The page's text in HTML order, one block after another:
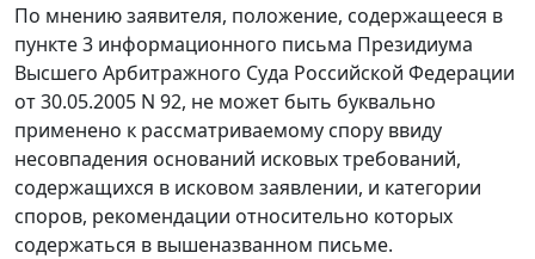
По мнению заявителя, положение, содержащееся в
пункте 3 информационного письма Президиума
Высшего Арбитражного Суда Российской Федерации
от 30.05.2005 N 92, не может быть буквально
применено к рассматриваемому спору ввиду
несовпадения оснований исковых требований,
содержащихся в исковом заявлении, и категории
споров, рекомендации относительно которых
содержаться в вышеназванном письме.